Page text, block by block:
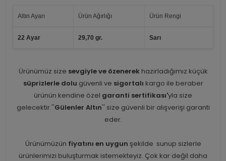
Altın Ayarı Ürün Ağırlığı Ürün Rengi
22 Ayar 29,70 gr. Sarı
Ürünümüz size sevgiyle ve özenerekhazırladığımız küçük
süprizlerle dolu güvenli ve sigortalı kargo ile beraber
ürünün kendine özel garanti sertifikası'yla size
gelecektir.''Gülenler Altın'' size güvenli bir alışverişi garanti
eder.
Ürünümüzün fiyatını en uygun şekilde sunup sizlerle
ürünlerimizi buluşturmak istemekteyiz. Çok kar değil daha